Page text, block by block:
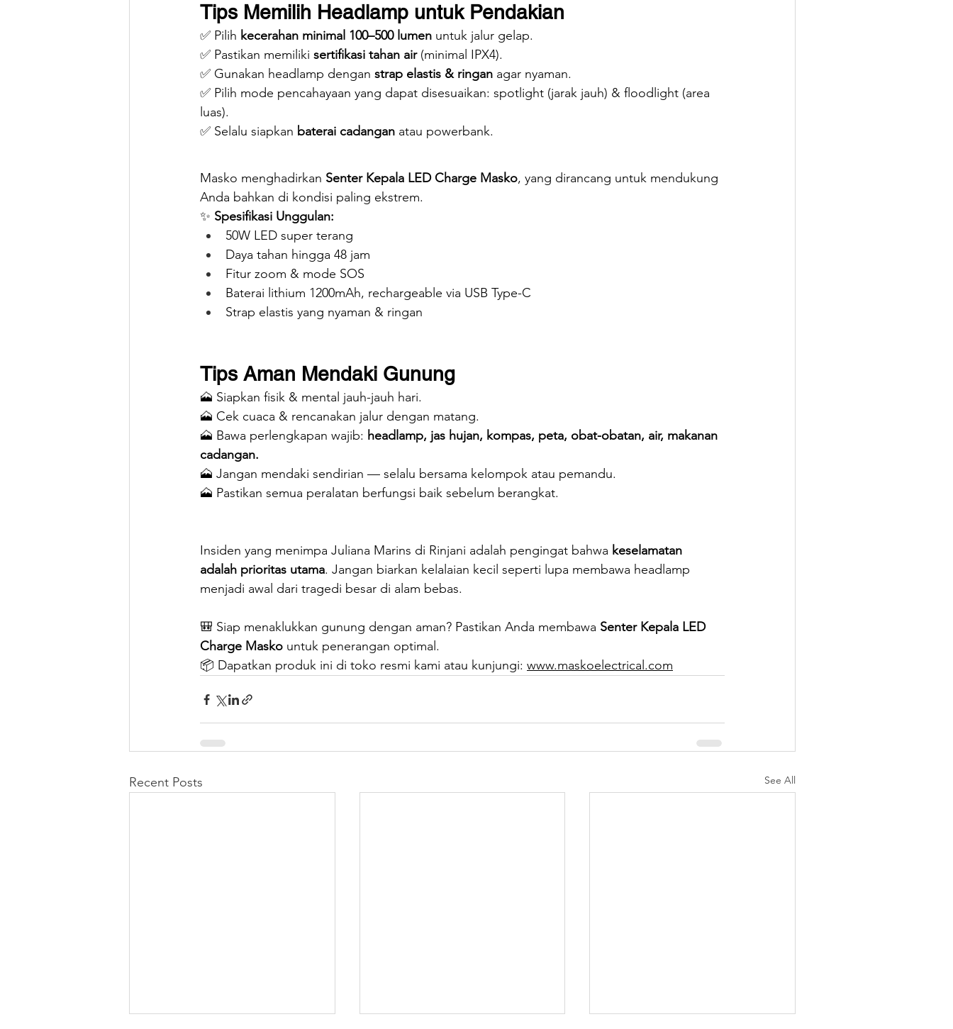
Tips Memilih Headlamp untuk Pendakian
✅ Pilih kecerahan minimal 100–500 lumen untuk jalur gelap.
✅ Pastikan memiliki sertifikasi tahan air (minimal IPX4).
✅ Gunakan headlamp dengan strap elastis & ringan agar nyaman.
✅ Pilih mode pencahayaan yang dapat disesuaikan: spotlight (jarak jauh) & floodlight (area
luas).
✅ Selalu siapkan baterai cadangan atau powerbank.
Masko menghadirkan Senter Kepala LED Charge Masko, yang dirancang untuk mendukung
Anda bahkan di kondisi paling ekstrem.
✨ Spesifikasi Unggulan:
50W LED super terang
Daya tahan hingga 48 jam
Fitur zoom & mode SOS
Baterai lithium 1200mAh, rechargeable via USB Type-C
Strap elastis yang nyaman & ringan
Tips Aman Mendaki Gunung
🗻 Siapkan fisik & mental jauh-jauh hari.
🗻 Cek cuaca & rencanakan jalur dengan matang.
🗻 Bawa perlengkapan wajib: headlamp, jas hujan, kompas, peta, obat-obatan, air, makanan
cadangan.
🗻 Jangan mendaki sendirian — selalu bersama kelompok atau pemandu.
🗻 Pastikan semua peralatan berfungsi baik sebelum berangkat.
Insiden yang menimpa Juliana Marins di Rinjani adalah pengingat bahwa keselamatan
adalah prioritas utama. Jangan biarkan kelalaian kecil seperti lupa membawa headlamp
menjadi awal dari tragedi besar di alam bebas.
🎒 Siap menaklukkan gunung dengan aman? Pastikan Anda membawa Senter Kepala LED
Charge Masko untuk penerangan optimal.
📦 Dapatkan produk ini di toko resmi kami atau kunjungi: www.maskoelectrical.com
Recent Posts See All